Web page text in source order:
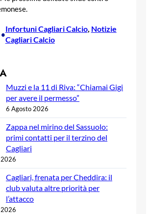
•
Infortuni Cagliari Calcio, Notizie
Cagliari Calcio
Muzzi e la 11 di Riva: “Chiamai Gigi
per avere il permesso”
6 Agosto 2026
Zappa nel mirino del Sassuolo:
primi contatti per il terzino del
Cagliari
Cagliari, frenata per Cheddira: il
club valuta altre priorità per
l’attacco